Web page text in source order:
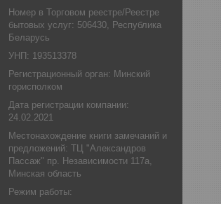
Номер в Торговом реестре/Реестре
бытовых услуг: 506430, Республика
Беларусь
УНП: 193513378
Регистрационный орган: Минский
горисполком
Дата регистрации компании:
24.02.2021
Местонахождение книги замечаний и
предложений: ТЦ "Александров
Пассаж" пр. Независимости 117а,
Минская область
Режим работы: